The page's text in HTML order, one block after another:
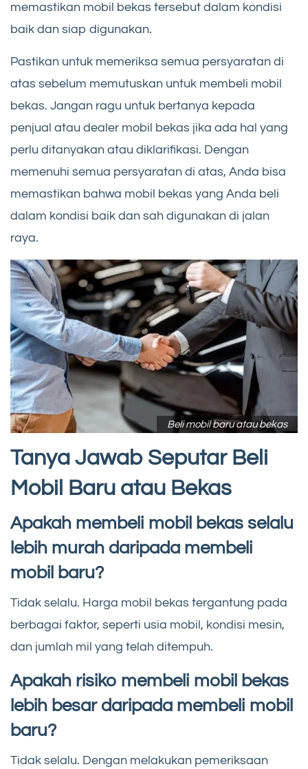
memastikan mobil bekas tersebut dalam kondisi
baik dan siap digunakan.
Pastikan untuk memeriksa semua persyaratan di
atas sebelum memutuskan untuk membeli mobil
bekas. Jangan ragu untuk bertanya kepada
penjual atau dealer mobil bekas jika ada hal yang
perlu ditanyakan atau diklarifikasi. Dengan
memenuhi semua persyaratan di atas, Anda bisa
memastikan bahwa mobil bekas yang Anda beli
dalam kondisi baik dan sah digunakan di jalan
raya.
Beli mobil baru atau bekas
Tanya Jawab Seputar Beli
Mobil Baru atau Bekas
Apakah membeli mobil bekas selalu
lebih murah daripada membeli
mobil baru?
Tidak selalu. Harga mobil bekas tergantung pada
berbagai faktor, seperti usia mobil, kondisi mesin,
dan jumlah mil yang telah ditempuh.
Apakah risiko membeli mobil bekas
lebih besar daripada membeli mobil
baru?
Tidak selalu. Dengan melakukan pemeriksaan